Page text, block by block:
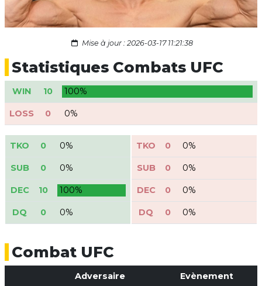
Mise à jour : 2026-03-17 11:21:38
Statistiques Combats UFC
WIN 10 100%
LOSS 0 0%
TKO 0 0%
SUB 0 0%
DEC 10 100%
DQ 0 0%
TKO 0 0%
SUB 0 0%
DEC 0 0%
DQ 0 0%
Combat UFC
Adversaire Evènement